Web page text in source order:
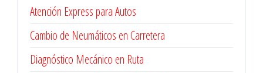
Atención Express para Autos
Cambio de Neumáticos en Carretera
Diagnóstico Mecánico en Ruta